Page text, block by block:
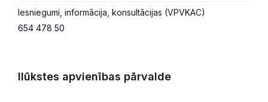
Iesniegumi, informācija, konsultācijas (VPVKAC)
654 478 50
Ilūkstes apvienības pārvalde